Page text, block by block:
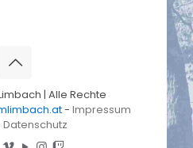
| Alle Rechte
- Impressum
Datenschutz